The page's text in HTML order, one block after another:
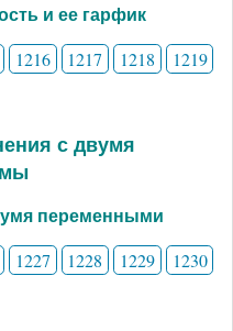
и ее гарфик
1216 1217 1218
1219
с двумя
переменными
1227 1228 1229
1230